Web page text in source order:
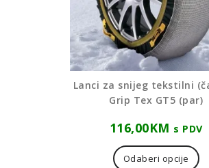
Lanci za snijeg tekstilni
Grip Tex GT5 (par)
116,00KM s PDV
Odaberi opcije